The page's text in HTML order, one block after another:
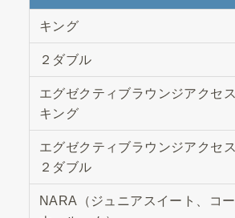
キング
２ダブル
エグゼクティブラウンジアクセス
キング
エグゼクティブラウンジアクセス
２ダブル
NARA（ジュニアスイート、コー